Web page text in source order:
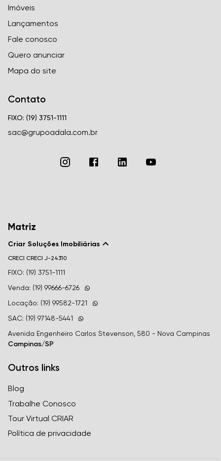
Imóveis
Lançamentos
Fale conosco
Quero anunciar
Mapa do site
Contato
FIXO: (19) 3751-1111
sac@grupoadala.com.br
Matriz
Criar Soluções Imobiliárias
CRECI CRECI J-24310
FIXO: (19) 3751-1111
Venda: (19) 99666-6726
Locação: (19) 99582-1721
SAC: (19) 97148-5441
Avenida Engenheiro Carlos Stevenson, 580 - Nova Campinas
Campinas/SP
Outros links
Blog
Trabalhe Conosco
Tour Virtual CRIAR
Política de privacidade